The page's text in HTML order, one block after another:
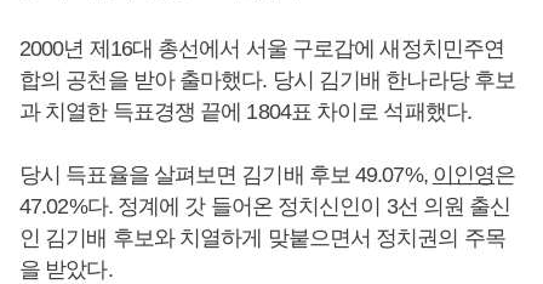
2000년 제16대 총선에서 서울 구로갑에 새정치민주연
합의 공천을 받아 출마했다. 당시 김기배 한나라당 후보
과 치열한 득표경쟁 끝에 1804표 차이로 석패했다.
당시 득표율을 살펴보면 김기배 후보 49.07%, 이인영은
47.02%다. 정계에 갓 들어온 정치신인이 3선 의원 출신
인 김기배 후보와 치열하게 맞붙으면서 정치권의 주목
을 받았다.